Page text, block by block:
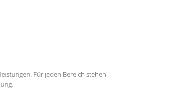
Für jeden Bereich stehen